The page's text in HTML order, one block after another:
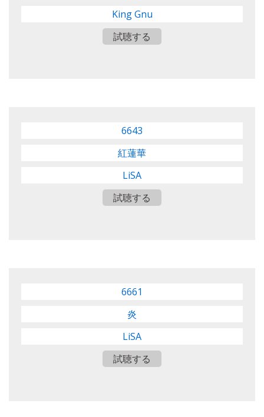
King Gnu
試聴する
6643
紅蓮華
LiSA
試聴する
6661
炎
LiSA
試聴する